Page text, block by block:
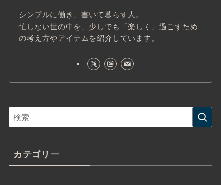
シンプルに働き、書いて暮らす人。
忙しない世の中を、少しでも「楽しく」過ごすため
の考え方やアイテムを紹介しています。
カテゴリー